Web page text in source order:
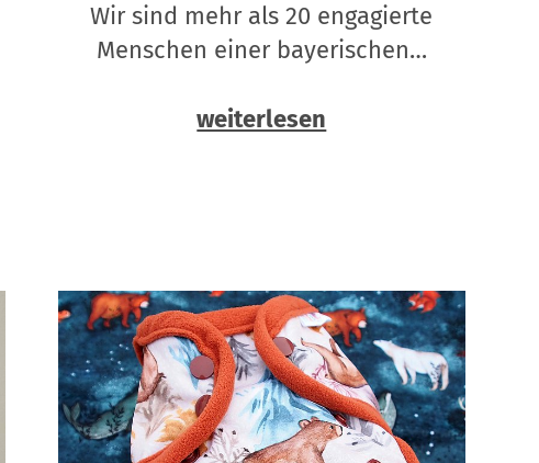
Wir sind mehr als 20 engagierte
Menschen einer bayerischen…
weiterlesen